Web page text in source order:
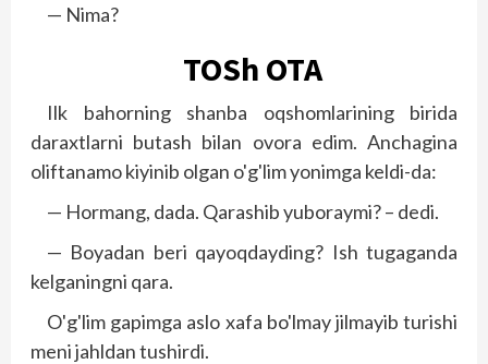
— Nima?
TOSh OTA
Ilk bahorning shanba oqshomlarining birida
daraxtlarni butash bilan ovora edim. Anchagina
oliftanamo kiyinib olgan o'g'lim yonimga keldi-da:
— Hormang, dada. Qarashib yuboraymi? – dedi.
— Boyadan beri qayoqdayding? Ish tugaganda
kelganingni qara.
O'g'lim gapimga aslo xafa bo'lmay jilmayib turishi
meni jahldan tushirdi.